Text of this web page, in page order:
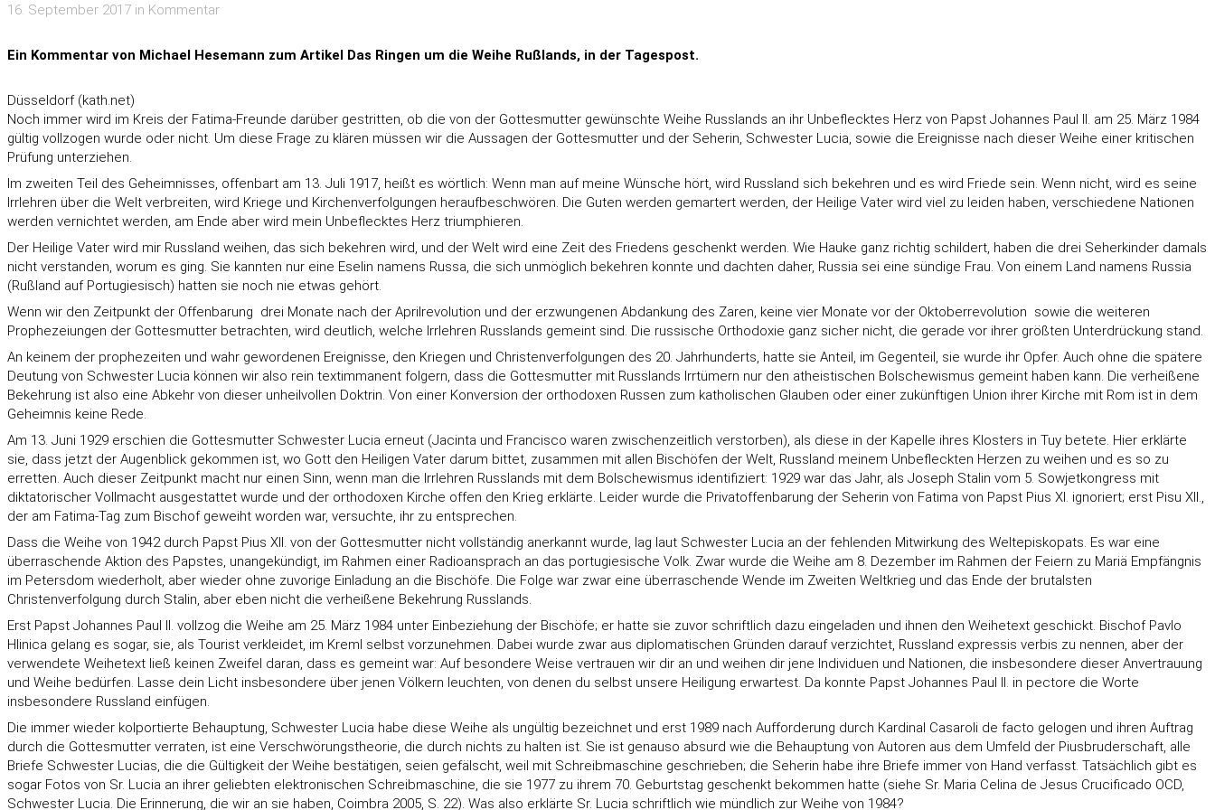
16. September 2017 in Kommentar
Ein Kommentar von Michael Hesemann zum Artikel Das Ringen um die Weihe Rußlands, in der Tagespost.
Düsseldorf (kath.net)
Noch immer wird im Kreis der Fatima-Freunde darüber gestritten, ob die von der Gottesmutter gewünschte Weihe Russlands an ihr Unbeflecktes Herz von Papst Johannes Paul II. am 25. März 1984
gültig vollzogen wurde oder nicht. Um diese Frage zu klären müssen wir die Aussagen der Gottesmutter und der Seherin, Schwester Lucia, sowie die Ereignisse nach dieser Weihe einer kritischen
Prüfung unterziehen.
Im zweiten Teil des Geheimnisses, offenbart am 13. Juli 1917, heißt es wörtlich: Wenn man auf meine Wünsche hört, wird Russland sich bekehren und es wird Friede sein. Wenn nicht, wird es seine
Irrlehren über die Welt verbreiten, wird Kriege und Kirchenverfolgungen heraufbeschwören. Die Guten werden gemartert werden, der Heilige Vater wird viel zu leiden haben, verschiedene Nationen
werden vernichtet werden, am Ende aber wird mein Unbeflecktes Herz triumphieren.
Der Heilige Vater wird mir Russland weihen, das sich bekehren wird, und der Welt wird eine Zeit des Friedens geschenkt werden. Wie Hauke ganz richtig schildert, haben die drei Seherkinder damals
nicht verstanden, worum es ging. Sie kannten nur eine Eselin namens Russa, die sich unmöglich bekehren konnte und dachten daher, Russia sei eine sündige Frau. Von einem Land namens Russia
(Rußland auf Portugiesisch) hatten sie noch nie etwas gehört.
Wenn wir den Zeitpunkt der Offenbarung  drei Monate nach der Aprilrevolution und der erzwungenen Abdankung des Zaren, keine vier Monate vor der Oktoberrevolution  sowie die weiteren
Prophezeiungen der Gottesmutter betrachten, wird deutlich, welche Irrlehren Russlands gemeint sind. Die russische Orthodoxie ganz sicher nicht, die gerade vor ihrer größten Unterdrückung stand.
An keinem der prophezeiten und wahr gewordenen Ereignisse, den Kriegen und Christenverfolgungen des 20. Jahrhunderts, hatte sie Anteil, im Gegenteil, sie wurde ihr Opfer. Auch ohne die spätere
Deutung von Schwester Lucia können wir also rein textimmanent folgern, dass die Gottesmutter mit Russlands Irrtümern nur den atheistischen Bolschewismus gemeint haben kann. Die verheißene
Bekehrung ist also eine Abkehr von dieser unheilvollen Doktrin. Von einer Konversion der orthodoxen Russen zum katholischen Glauben oder einer zukünftigen Union ihrer Kirche mit Rom ist in dem
Geheimnis keine Rede.
Am 13. Juni 1929 erschien die Gottesmutter Schwester Lucia erneut (Jacinta und Francisco waren zwischenzeitlich verstorben), als diese in der Kapelle ihres Klosters in Tuy betete. Hier erklärte
sie, dass jetzt der Augenblick gekommen ist, wo Gott den Heiligen Vater darum bittet, zusammen mit allen Bischöfen der Welt, Russland meinem Unbefleckten Herzen zu weihen und es so zu
erretten. Auch dieser Zeitpunkt macht nur einen Sinn, wenn man die Irrlehren Russlands mit dem Bolschewismus identifiziert: 1929 war das Jahr, als Joseph Stalin vom 5. Sowjetkongress mit
diktatorischer Vollmacht ausgestattet wurde und der orthodoxen Kirche offen den Krieg erklärte. Leider wurde die Privatoffenbarung der Seherin von Fatima von Papst Pius XI. ignoriert; erst Pisu XII.,
der am Fatima-Tag zum Bischof geweiht worden war, versuchte, ihr zu entsprechen.
Dass die Weihe von 1942 durch Papst Pius XII. von der Gottesmutter nicht vollständig anerkannt wurde, lag laut Schwester Lucia an der fehlenden Mitwirkung des Weltepiskopats. Es war eine
überraschende Aktion des Papstes, unangekündigt, im Rahmen einer Radioansprach an das portugiesische Volk. Zwar wurde die Weihe am 8. Dezember im Rahmen der Feiern zu Mariä Empfängnis
im Petersdom wiederholt, aber wieder ohne zuvorige Einladung an die Bischöfe. Die Folge war zwar eine überraschende Wende im Zweiten Weltkrieg und das Ende der brutalsten
Christenverfolgung durch Stalin, aber eben nicht die verheißene Bekehrung Russlands.
Erst Papst Johannes Paul II. vollzog die Weihe am 25. März 1984 unter Einbeziehung der Bischöfe; er hatte sie zuvor schriftlich dazu eingeladen und ihnen den Weihetext geschickt. Bischof Pavlo
Hlinica gelang es sogar, sie, als Tourist verkleidet, im Kreml selbst vorzunehmen. Dabei wurde zwar aus diplomatischen Gründen darauf verzichtet, Russland expressis verbis zu nennen, aber der
verwendete Weihetext ließ keinen Zweifel daran, dass es gemeint war: Auf besondere Weise vertrauen wir dir an und weihen dir jene Individuen und Nationen, die insbesondere dieser Anvertrauung
und Weihe bedürfen. Lasse dein Licht insbesondere über jenen Völkern leuchten, von denen du selbst unsere Heiligung erwartest. Da konnte Papst Johannes Paul II. in pectore die Worte
insbesondere Russland einfügen.
Die immer wieder kolportierte Behauptung, Schwester Lucia habe diese Weihe als ungültig bezeichnet und erst 1989 nach Aufforderung durch Kardinal Casaroli de facto gelogen und ihren Auftrag
durch die Gottesmutter verraten, ist eine Verschwörungstheorie, die durch nichts zu halten ist. Sie ist genauso absurd wie die Behauptung von Autoren aus dem Umfeld der Piusbruderschaft, alle
Briefe Schwester Lucias, die die Gültigkeit der Weihe bestätigen, seien gefälscht, weil mit Schreibmaschine geschrieben; die Seherin habe ihre Briefe immer von Hand verfasst. Tatsächlich gibt es
sogar Fotos von Sr. Lucia an ihrer geliebten elektronischen Schreibmaschine, die sie 1977 zu ihrem 70. Geburtstag geschenkt bekommen hatte (siehe Sr. Maria Celina de Jesus Crucificado OCD,
Schwester Lucia. Die Erinnerung, die wir an sie haben, Coimbra 2005, S. 22). Was also erklärte Sr. Lucia schriftlich wie mündlich zur Weihe von 1984?